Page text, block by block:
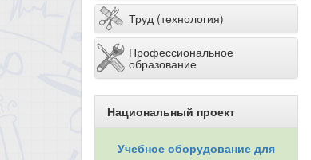
Труд (технология)
Профессиональное
образование
Национальный проект
Учебное оборудование для